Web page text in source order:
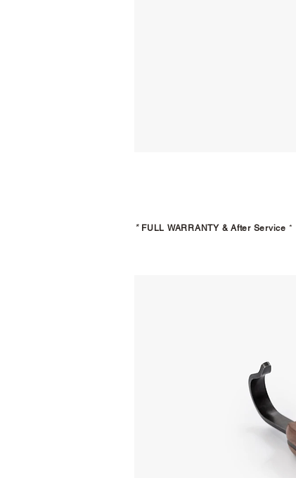
* FULL WARRANTY & After Service *